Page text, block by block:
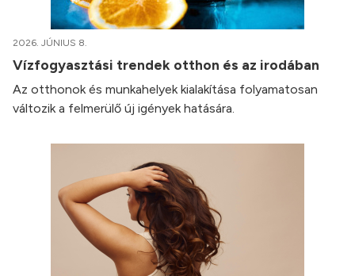
2026. JÚNIUS 8.
Vízfogyasztási trendek otthon és az irodában
Az otthonok és munkahelyek kialakítása folyamatosan
változik a felmerülő új igények hatására.